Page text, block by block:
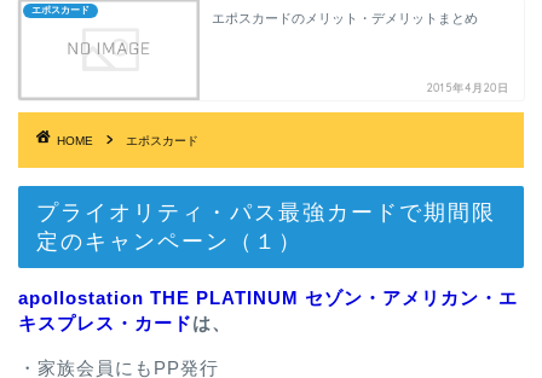
エポスカード
エポスカードのメリット・デメリットまとめ
2015年4月20日
HOME エポスカード
プライオリティ・パス最強カードで期間限
定のキャンペーン（１）
apollostation THE PLATINUM セゾン・アメリカン・エ
キスプレス・カードは、
・家族会員にもPP発行